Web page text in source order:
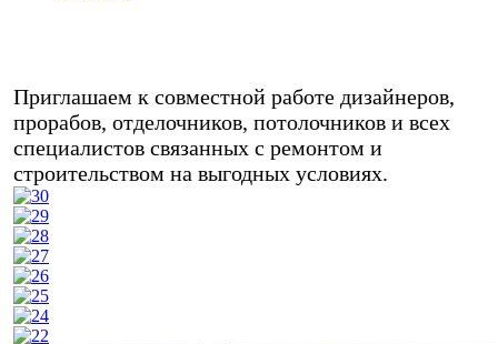
Приглашаем к совместной работе дизайнеров,
прорабов, отделочников, потолочников и всех
специалистов связанных с ремонтом и
строительством на выгодных условиях.